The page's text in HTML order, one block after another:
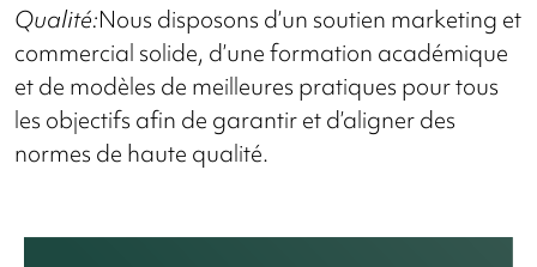
Qualité:Nous disposons d’un soutien marketing et
commercial solide, d’une formation académique
et de modèles de meilleures pratiques pour tous
les objectifs afin de garantir et d’aligner des
normes de haute qualité.